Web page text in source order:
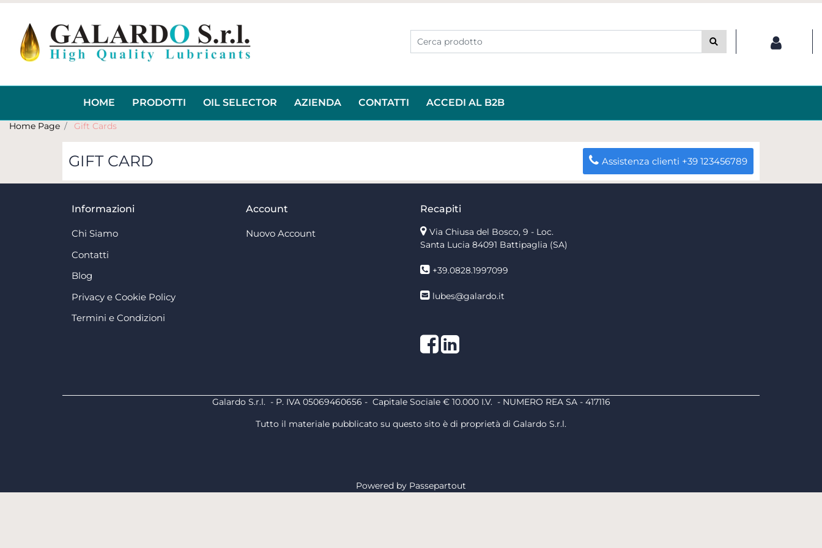
HOME PRODOTTI OIL SELECTOR AZIENDA CONTATTI ACCEDI AL B2B
Home Page Gift Cards
GIFT CARD Assistenza clienti +39 123456789
Informazioni
Chi Siamo
Contatti
Blog
Privacy e Cookie Policy
Termini e Condizioni
Account
Nuovo Account
Recapiti
Via Chiusa del Bosco, 9 - Loc.
Santa Lucia 84091 Battipaglia (SA)
+39.0828.1997099
lubes@galardo.it
Facebook
LinkedIn
Galardo S.r.l. - P. IVA 05069460656 - Capitale Sociale € 10.000 I.V. - NUMERO REA SA - 417116
Tutto il materiale pubblicato su questo sito è di proprietà di Galardo S.r.l.
Powered by Passepartout